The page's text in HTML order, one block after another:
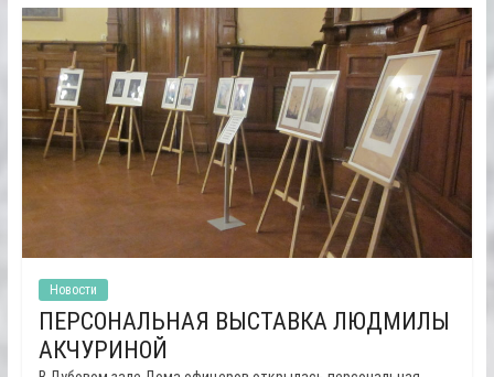
Новости
ПЕРСОНАЛЬНАЯ ВЫСТАВКА ЛЮДМИЛЫ
АКЧУРИНОЙ